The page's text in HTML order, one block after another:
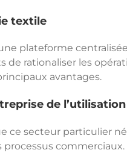
textile
plateforme
rationaliser les
avantages.
de
ce secteur particulier
processus commerciaux.